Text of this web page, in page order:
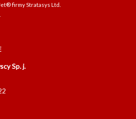
firmy Stratasys Ltd.
Sp. j.